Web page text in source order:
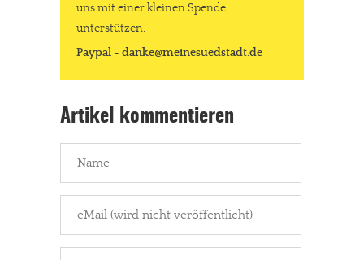
uns mit einer kleinen Spende
unterstützen.
Paypal - danke@meinesuedstadt.de
Artikel kommentieren